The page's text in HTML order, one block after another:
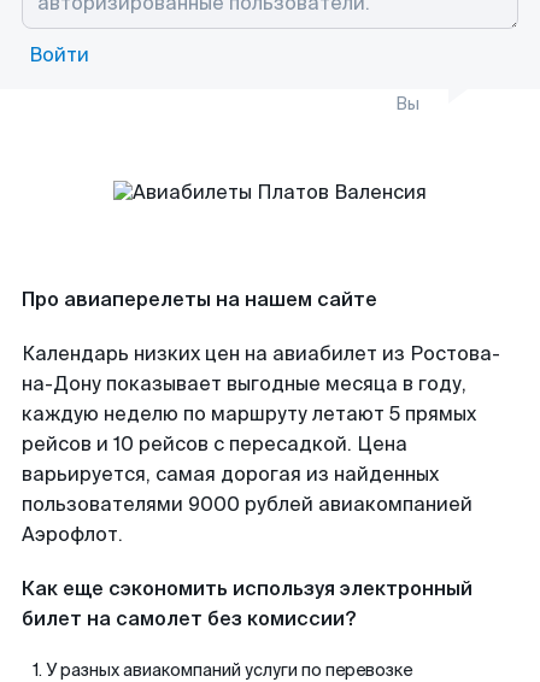
Войти
Вы
Про авиаперелеты на нашем сайте
Календарь низких цен на авиабилет из Ростова-
на-Дону показывает выгодные месяца в году,
каждую неделю по маршруту летают 5 прямых
рейсов и 10 рейсов с пересадкой. Цена
варьируется, самая дорогая из найденных
пользователями 9000 рублей авиакомпанией
Аэрофлот.
Как еще сэкономить используя электронный
билет на самолет без комиссии?
У разных авиакомпаний услуги по перевозке